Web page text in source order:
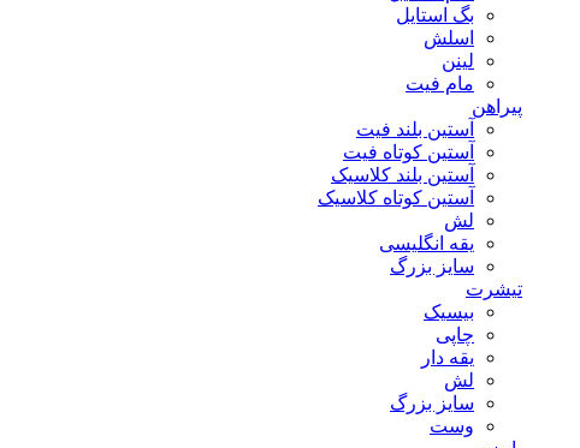
بگ استایل
اسلش
لینن
مام فیت
پیراهن
آستین بلند فیت
آستین کوتاه فیت
آستین بلند کلاسیک
آستین کوتاه کلاسیک
لش
یقه انگلیسی
سایز بزرگ
تیشرت
بیسیک
چاپی
یقه دار
لش
سایز بزرگ
وست